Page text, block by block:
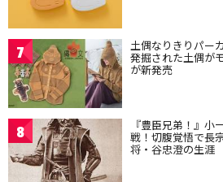
7 土偶なりきりパー
発掘された土偶が
が新発売
8 『豊臣兄弟！』小
戦！切腹覚悟で長
将・谷忠澄の生涯